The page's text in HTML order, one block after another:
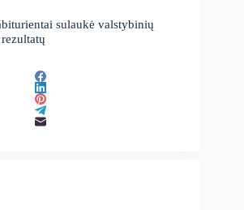
sulaukė valstybinių